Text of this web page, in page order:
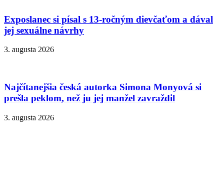
Exposlanec si písal s 13-ročným dievčaťom a dával
jej sexuálne návrhy
3. augusta 2026
Najčítanejšia česká autorka Simona Monyová si
prešla peklom, než ju jej manžel zavraždil
3. augusta 2026